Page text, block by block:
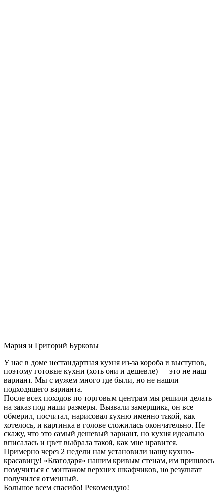
Мария и Григорий Бурковы
У нас в доме нестандартная кухня из-за короба и выступов,
поэтому готовые кухни (хоть они и дешевле) — это не наш
вариант. Мы с мужем много где были, но не нашли
подходящего варианта.
После всех походов по торговым центрам мы решили делать
на заказ под наши размеры. Вызвали замерщика, он все
обмерил, посчитал, нарисовал кухню именно такой, как
хотелось, и картинка в голове сложилась окончательно. Не
скажу, что это самый дешевый вариант, но кухня идеально
вписалась и цвет выбрала такой, как мне нравится.
Примерно через 2 недели нам установили нашу кухню-
красавицу! «Благодаря» нашим кривым стенам, им пришлось
помучиться с монтажом верхних шкафчиков, но результат
получился отменный.
Большое всем спасибо! Рекомендую!